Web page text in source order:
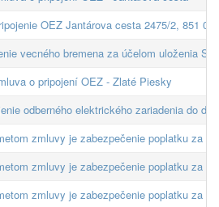
OEZ Jantárova cesta 2475/2, 851 06
vecného bremena za účelom uloženia
o pripojení OEZ - Zlaté Piesky
odberného elektrického zariadenia do
zmluvy je zabezpečenie poplatku za
zmluvy je zabezpečenie poplatku za
zmluvy je zabezpečenie poplatku za